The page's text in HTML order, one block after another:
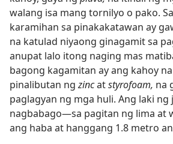
walang isa mang tornilyo o pako.
karamihan sa pinakakatawan ay
na katulad niyaong ginagamit sa
anupat lalo itong naging mas
bagong kagamitan ay ang kahoy
pinalibutan ngzincatstyrofoam, na
paglagyan ng mga huli. Ang laki ng
nagbabago​—sa pagitan ng lima at
ang haba at hanggang 1.8 metro